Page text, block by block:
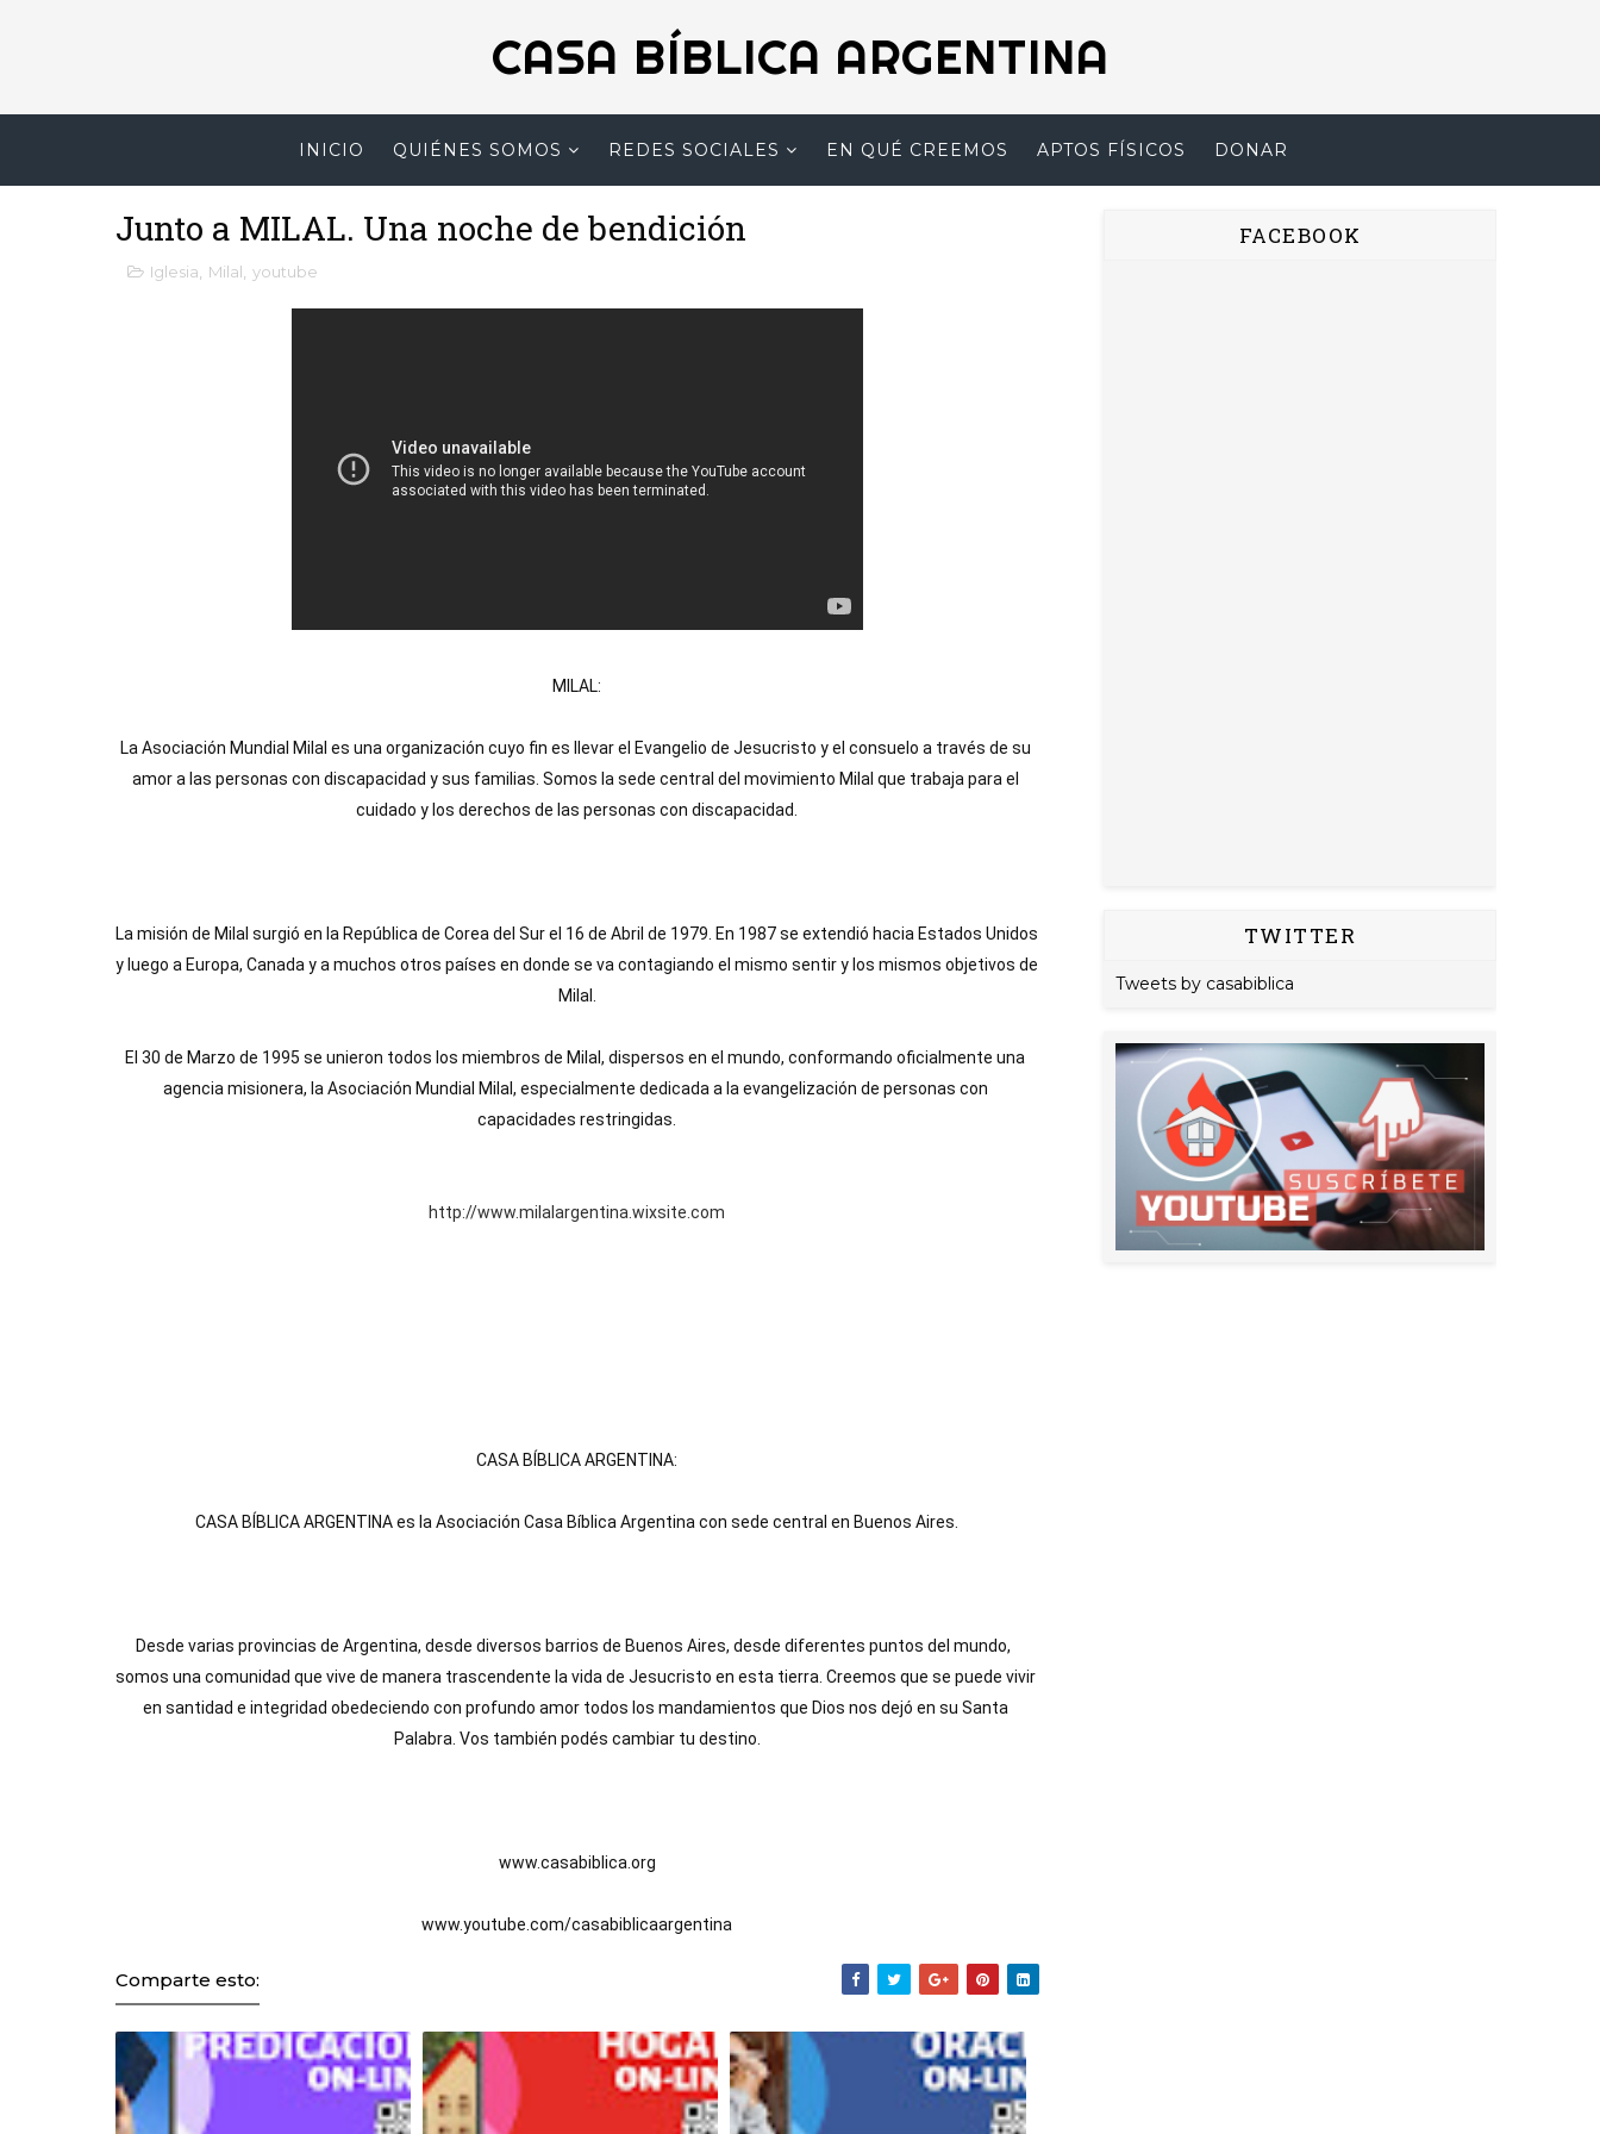
CASA BÍBLICA ARGENTINA
INICIO QUIÉNES SOMOS REDES SOCIALES EN QUÉ CREEMOS APTOS FÍSICOS DONAR
Junto a MILAL. Una noche de bendición
Iglesia Milal youtube
MILAL:
La Asociación Mundial Milal es una organización cuyo fin es llevar el Evangelio de Jesucristo y el consuelo a través de su
amor a las personas con discapacidad y sus familias. Somos la sede central del movimiento Milal que trabaja para el
cuidado y los derechos de las personas con discapacidad.
La misión de Milal surgió en la República de Corea del Sur el 16 de Abril de 1979. En 1987 se extendió hacia Estados Unidos
y luego a Europa, Canada y a muchos otros países en donde se va contagiando el mismo sentir y los mismos objetivos de
Milal.
El 30 de Marzo de 1995 se unieron todos los miembros de Milal, dispersos en el mundo, conformando oficialmente una
agencia misionera, la Asociación Mundial Milal, especialmente dedicada a la evangelización de personas con
capacidades restringidas.
http://www.milalargentina.wixsite.com
CASA BÍBLICA ARGENTINA:
CASA BÍBLICA ARGENTINA es la Asociación Casa Bíblica Argentina con sede central en Buenos Aires.
Desde varias provincias de Argentina, desde diversos barrios de Buenos Aires, desde diferentes puntos del mundo,
somos una comunidad que vive de manera trascendente la vida de Jesucristo en esta tierra. Creemos que se puede vivir
en santidad e integridad obedeciendo con profundo amor todos los mandamientos que Dios nos dejó en su Santa
Palabra. Vos también podés cambiar tu destino.
www.casabiblica.org
www.youtube.com/casabiblicaargentina
Comparte esto:
FACEBOOK
TWITTER
Tweets by casabiblica